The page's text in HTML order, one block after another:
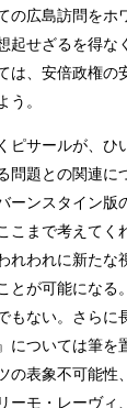
の広島訪問をホ
起せざるを得な
は、安倍政権の
う。
ピサールが、ひ
問題との関連に
ーンスタイン版
こまで考えてく
れわれに新たな
とが可能になる
もない。さらに
については筆
の表象不可能性
ーモ・レーヴィ